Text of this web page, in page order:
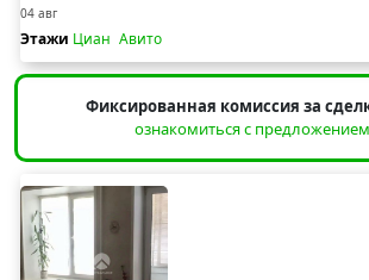
04 авг
Этажи Циан Авито
Фиксированная комиссия за
ознакомиться с